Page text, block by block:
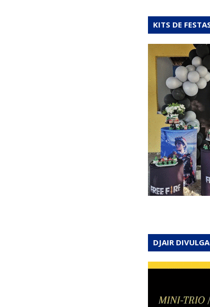
KITS DE
DJAIR